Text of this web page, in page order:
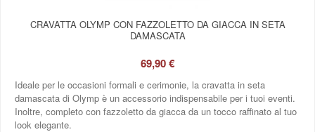
CRAVATTA OLYMP CON FAZZOLETTO DA GIACCA IN SETA
DAMASCATA
69,90 €
Ideale per le occasioni formali e cerimonie, la cravatta in seta
damascata di Olymp è un accessorio indispensabile per i tuoi eventi.
Inoltre, completo con fazzoletto da giacca da un tocco raffinato al tuo
look elegante.